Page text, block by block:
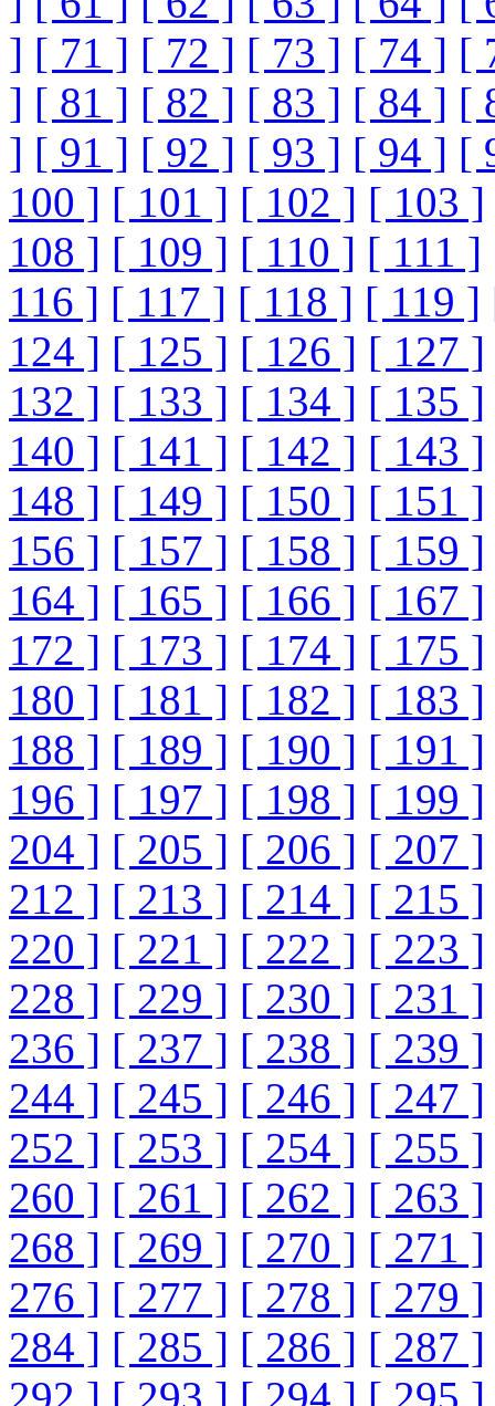
] [ 71 ] [ 72 ] [ 73 ] [ 74 ] [
] [ 81 ] [ 82 ] [ 83 ] [ 84 ] [
] [ 91 ] [ 92 ] [ 93 ] [ 94 ] [
100 ] [ 101 ] [ 102 ] [ 103 ]
108 ] [ 109 ] [ 110 ] [ 111 ]
116 ] [ 117 ] [ 118 ] [ 119 ]
124 ] [ 125 ] [ 126 ] [ 127 ]
132 ] [ 133 ] [ 134 ] [ 135 ]
140 ] [ 141 ] [ 142 ] [ 143 ]
148 ] [ 149 ] [ 150 ] [ 151 ]
156 ] [ 157 ] [ 158 ] [ 159 ]
164 ] [ 165 ] [ 166 ] [ 167 ]
172 ] [ 173 ] [ 174 ] [ 175 ]
180 ] [ 181 ] [ 182 ] [ 183 ]
188 ] [ 189 ] [ 190 ] [ 191 ]
196 ] [ 197 ] [ 198 ] [ 199 ]
204 ] [ 205 ] [ 206 ] [ 207 ]
212 ] [ 213 ] [ 214 ] [ 215 ]
220 ] [ 221 ] [ 222 ] [ 223 ]
228 ] [ 229 ] [ 230 ] [ 231 ]
236 ] [ 237 ] [ 238 ] [ 239 ]
244 ] [ 245 ] [ 246 ] [ 247 ]
252 ] [ 253 ] [ 254 ] [ 255 ]
260 ] [ 261 ] [ 262 ] [ 263 ]
268 ] [ 269 ] [ 270 ] [ 271 ]
276 ] [ 277 ] [ 278 ] [ 279 ]
284 ] [ 285 ] [ 286 ] [ 287 ]